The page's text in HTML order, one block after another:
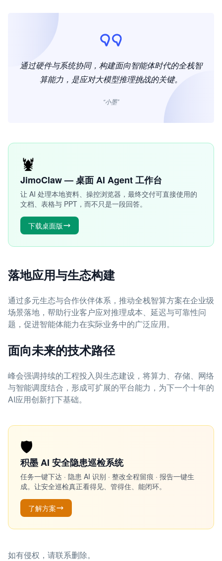
通过硬件与系统协同，构建面向智能体时代的全栈智
算能力，是应对大模型推理挑战的关键。
“小墨”
🦞
JimoClaw — 桌面 AI Agent 工作台
让 AI 处理本地资料、操控浏览器，最终交付可直接使用的
文档、表格与 PPT，而不只是一段回答。
下载桌面版
落地应用与生态构建
通过多元生态与合作伙伴体系，推动全栈智算方案在企业级
场景落地，帮助行业客户应对推理成本、延迟与可靠性问
题，促进智能体能力在实际业务中的广泛应用。
面向未来的技术路径
峰会强调持续的工程投入與生态建设，将算力、存储、网络
与智能调度结合，形成可扩展的平台能力，为下一个十年的
AI应用创新打下基础。
🛡️
积墨 AI 安全隐患巡检系统
任务一键下达 · 隐患 AI 识别 · 整改全程留痕 · 报告一键生
成。让安全巡检真正看得见、管得住、能闭环。
了解方案
如有侵权，请联系删除。